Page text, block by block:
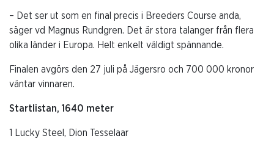
– Det ser ut som en final precis i Breeders Course anda,
säger vd Magnus Rundgren. Det är stora talanger från flera
olika länder i Europa. Helt enkelt väldigt spännande.
Finalen avgörs den 27 juli på Jägersro och 700 000 kronor
väntar vinnaren.
Startlistan, 1640 meter
1 Lucky Steel, Dion Tesselaar